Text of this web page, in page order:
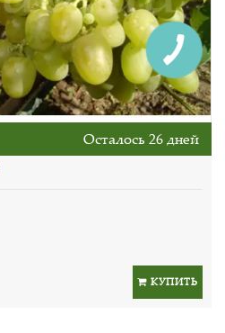
Осталось 26 дней
КУПИТЬ